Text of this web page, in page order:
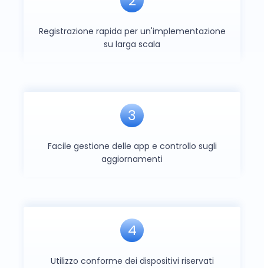
Registrazione rapida per un'implementazione
su larga scala
3
Facile gestione delle app e controllo sugli
aggiornamenti
4
Utilizzo conforme dei dispositivi riservati